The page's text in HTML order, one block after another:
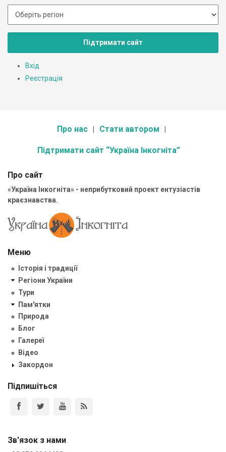
Підтримати сайт
Вхід
Реєстрація
Про нас Стати автором
Підтримати сайт “Україна Інкогніта”
Про сайт
«Україна Інкогніта» - неприбутковий проект ентузіастів
краєзнавства.
Меню
Історія і традиції
Регіони України
Тури
Пам'ятки
Природа
Блог
Галереї
Відео
Закордон
Підпишіться
Зв'язок з нами